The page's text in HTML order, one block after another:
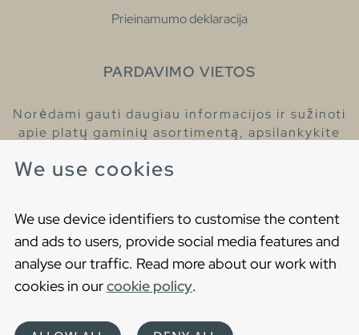
We use cookies
We use device identifiers to customise the content
and ads to users, provide social media features and
analyse our traffic. Read more about our work with
cookies in ourcookie policy.
Prieinamumo deklaracija
PARDAVIMO VIETOS
Norėdami gauti daugiau informacijos ir sužinoti
apie platų gaminių asortimentą, apsilankykite